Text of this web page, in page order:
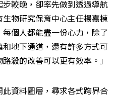
較晚，卻率先做到透過導航
物研究保育中心主任楊嘉棟
個人都能盡一份心力，除了
地下通道，還有許多方式可
殺的改善可以更有效率。」
資料圖層，尋求各式跨界合